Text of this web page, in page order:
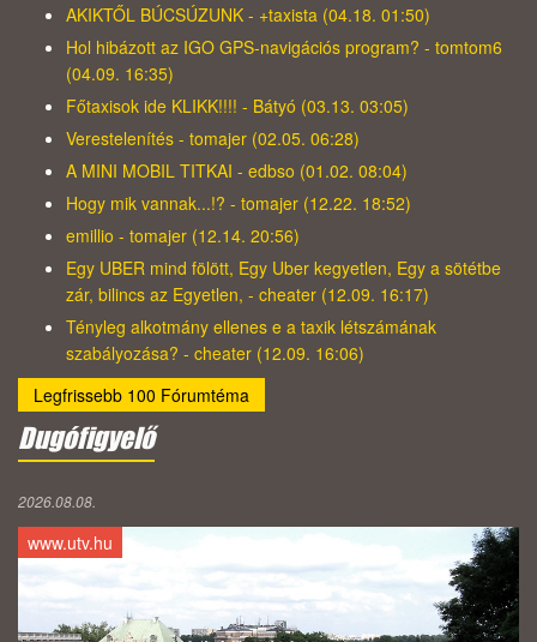
AKIKTŐL BÚCSÚZUNK - +taxista (04.18. 01:50)
Hol hibázott az IGO GPS-navigációs program? - tomtom6
(04.09. 16:35)
Főtaxisok ide KLIKK!!!! - Bátyó (03.13. 03:05)
Verestelenítés - tomajer (02.05. 06:28)
A MINI MOBIL TITKAI - edbso (01.02. 08:04)
Hogy mik vannak...!? - tomajer (12.22. 18:52)
emillio - tomajer (12.14. 20:56)
Egy UBER mind fölött, Egy Uber kegyetlen, Egy a sötétbe
zár, bilincs az Egyetlen, - cheater (12.09. 16:17)
Tényleg alkotmány ellenes e a taxik létszámának
szabályozása? - cheater (12.09. 16:06)
Legfrissebb 100 Fórumtéma
Dugófigyelő
2026.08.08.
www.utv.hu